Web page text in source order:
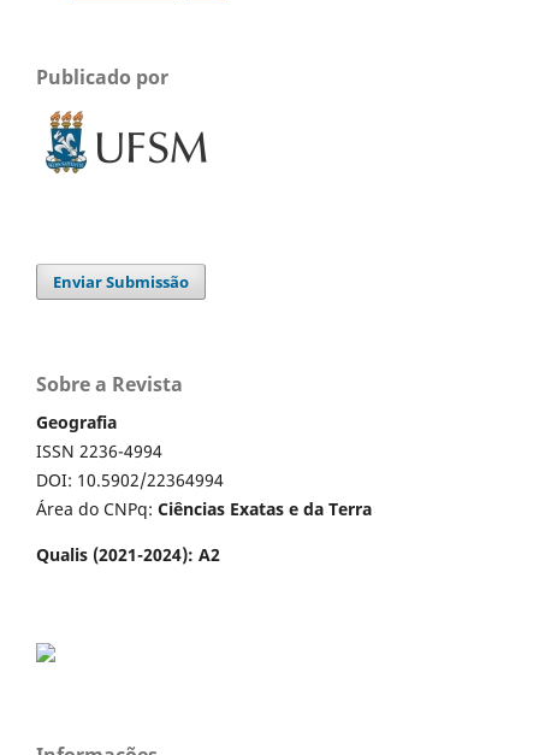
Publicado por
Enviar Submissão
Sobre a Revista
Geografia
ISSN 2236-4994
DOI: 10.5902/22364994
Área do CNPq: Ciências Exatas e da Terra
Qualis (2021-2024): A2